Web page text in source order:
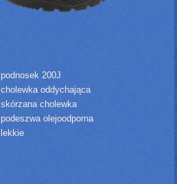
podnosek 200J
cholewka oddychająca
skórzana cholewka
podeszwa olejoodporna
lekkie